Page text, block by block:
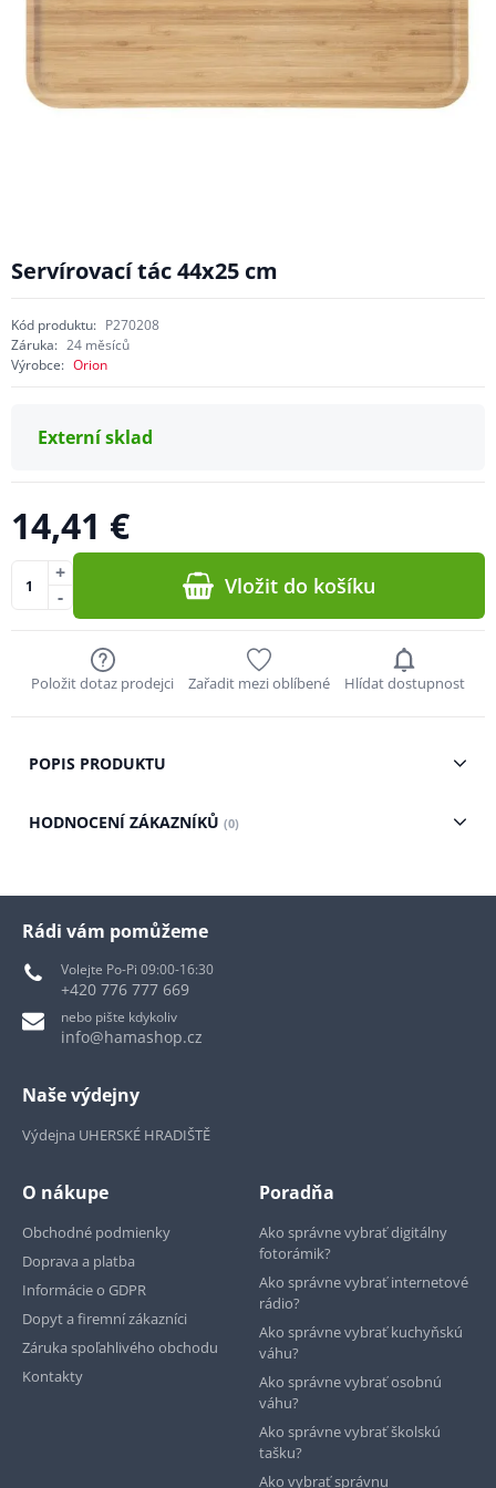
Servírovací tác 44x25 cm
Kód produktu: P270208
Záruka: 24 měsíců
Výrobce: Orion
Externí sklad
14,41 €
-
+ Vložit do košíku
Položit dotaz prodejci Zařadit mezi oblíbené Hlídat dostupnost
POPIS PRODUKTU
HODNOCENÍ ZÁKAZNÍKŮ (0)
Rádi vám pomůžeme
Volejte Po-Pi 09:00-16:30
+420 776 777 669
nebo pište kdykoliv
info@hamashop.cz
Naše výdejny
Výdejna UHERSKÉ HRADIŠTĚ
O nákupe
Obchodné podmienky
Doprava a platba
Informácie o GDPR
Dopyt a firemní zákazníci
Záruka spoľahlivého obchodu
Kontakty
Poradňa
Ako správne vybrať digitálny
fotorámik?
Ako správne vybrať internetové
rádio?
Ako správne vybrať kuchyňskú
váhu?
Ako správne vybrať osobnú
váhu?
Ako správne vybrať školskú
tašku?
Ako vybrať správnu